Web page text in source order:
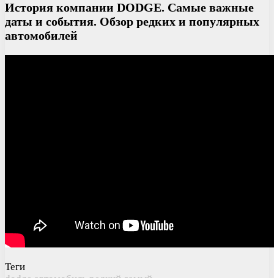
История компании DODGE. Самые важные
даты и события. Обзор редких и популярных
автомобилей
Теги